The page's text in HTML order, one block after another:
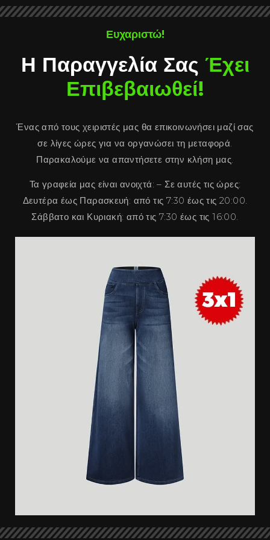
Ευχαριστώ!
Η Παραγγελία Σας Έχει
Επιβεβαιωθεί!
Ένας από τους χειριστές μας θα επικοινωνήσει μαζί σας
σε λίγες ώρες για να οργανώσει τη μεταφορά.
Παρακαλούμε να απαντήσετε στην κλήση μας.
Τα γραφεία μας είναι ανοιχτά: – Σε αυτές τις ώρες:
Δευτέρα έως Παρασκευή: από τις 7:30 έως τις 20:00.
Σάββατο και Κυριακή: από τις 7:30 έως τις 16:00.